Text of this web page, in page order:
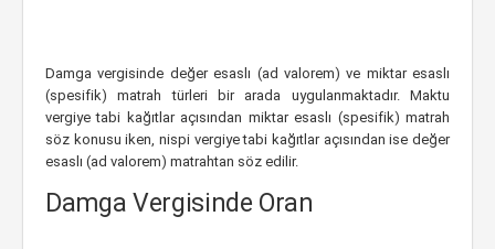
Damga vergisinde değer esaslı (ad valorem) ve miktar esaslı
(spesifik) matrah türleri bir arada uygulanmaktadır. Maktu
vergiye tabi kağıtlar açısından miktar esaslı (spesifik) matrah
söz konusu iken, nispi vergiye tabi kağıtlar açısından ise değer
esaslı (ad valorem) matrahtan söz edilir.
Damga Vergisinde Oran